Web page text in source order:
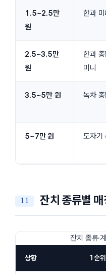
1.5~2.5만
원
한과
2.5~3.5만
원
한과
미니
3.5~5만 원 녹차
5~7만 원 도자기
잔치 종류별
잔치 종류·
상황 1순위